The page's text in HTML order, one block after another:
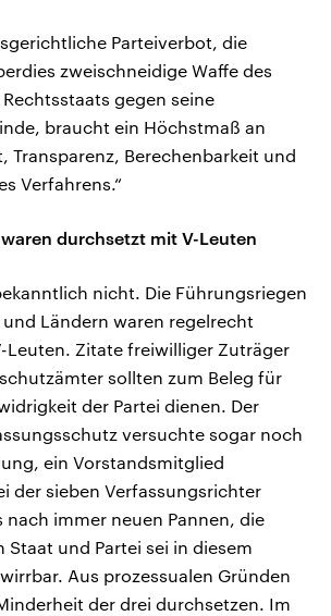
Parteiverbot, die
zweischneidige Waffe des
gegen seine
braucht ein Höchstmaß an
Transparenz, Berechenbarkeit und
Verfahrens.“
durchsetzt mit V-Leuten
nicht. Die Führungsriegen
und Ländern waren regelrecht
Leuten. Zitate freiwilliger Zuträger
sollten zum Beleg für
der Partei dienen. Der
versuchte sogar noch
ein Vorstandsmitglied
der sieben Verfassungsrichter
immer neuen Pannen, die
Staat und Partei sei in diesem
Aus prozessualen Gründen
der drei durchsetzen. Im